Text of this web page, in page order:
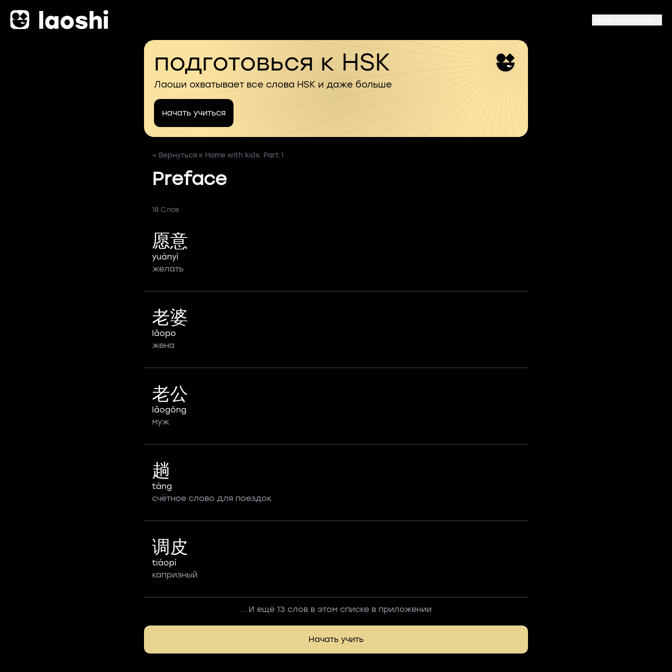
подготовься к HSK
Лаоши охватывает все слова HSK и даже больше
начать учиться
< Вернуться к Home with kids. Part 1
Preface
18 Слов
愿意
yuànyì
желать
老婆
lǎopo
жена
老公
lǎogōng
муж
趟
tàng
счётное слово для поездок
调皮
tiáopí
капризный
...И ещё 13 слов в этом списке в приложении
Начать учить